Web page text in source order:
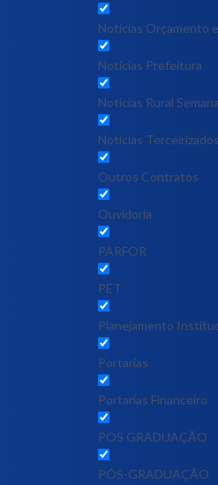
Notícias Orçamento
Notícias Prefeitura
Notícias Rural
Notícias Terceirizados
Outros Contratos
Ouvidoria
PARFOR
PET
Planejamento
Portarias
Portarias Financeiro
PÓS GRADUAÇÃO
PÓS-GRADUAÇÃO